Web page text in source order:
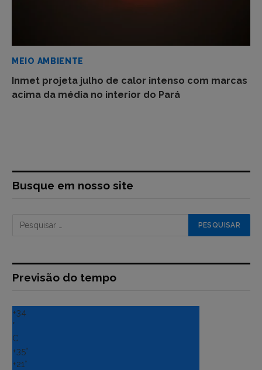
MEIO AMBIENTE
Inmet projeta julho de calor intenso com marcas
acima da média no interior do Pará
Busque em nosso site
Previsão do tempo
+34
°
C
+35°
+21°